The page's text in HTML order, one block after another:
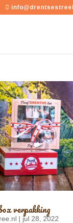
verpakking
| jul 28, 2022